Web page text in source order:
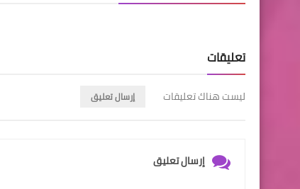
تعليقات
ليست هناك تعليقات إرسال تعليق
إرسال تعليق